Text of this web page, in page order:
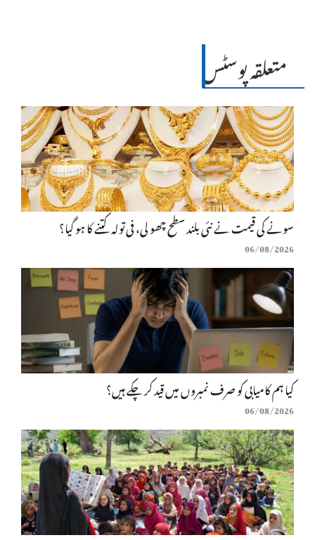
متعلقہ پوسٹس
سونے کی قیمت نے نئی بلند سطح چھو لی، فی تولہ کتنے کا ہو گیا؟
06/08/2026
کیا ہم کامیابی کو صرف نمبروں میں قید کر چکے ہیں؟
06/08/2026